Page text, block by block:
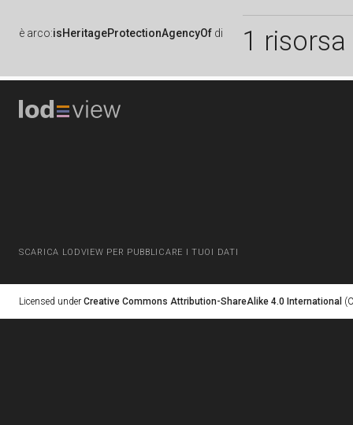
è arco:isHeritageProtectionAgencyOf di 1 risorsa
SCARICA LODVIEW PER PUBBLICARE I TUOI DATI
Licensed under Creative Commons Attribution-ShareAlike 4.0 International